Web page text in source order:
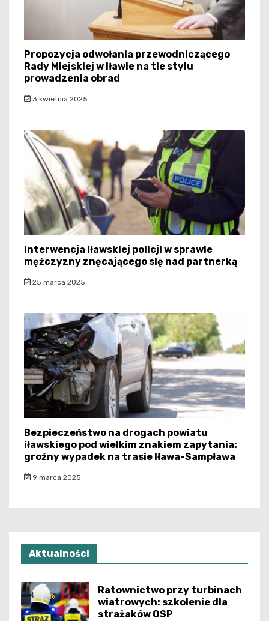
Propozycja odwołania przewodniczącego
Rady Miejskiej w Iławie na tle stylu
prowadzenia obrad
3 kwietnia 2025
Interwencja iławskiej policji w sprawie
mężczyzny znęcającego się nad partnerką
25 marca 2025
Bezpieczeństwo na drogach powiatu
iławskiego pod wielkim znakiem zapytania:
groźny wypadek na trasie Iława-Sampława
9 marca 2025
Aktualności
Ratownictwo przy turbinach
wiatrowych: szkolenie dla
strażaków OSP